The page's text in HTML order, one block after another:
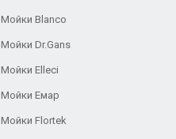
Мойки Blanco
Мойки Dr.Gans
Мойки Elleci
Мойки Емар
Мойки Flortek